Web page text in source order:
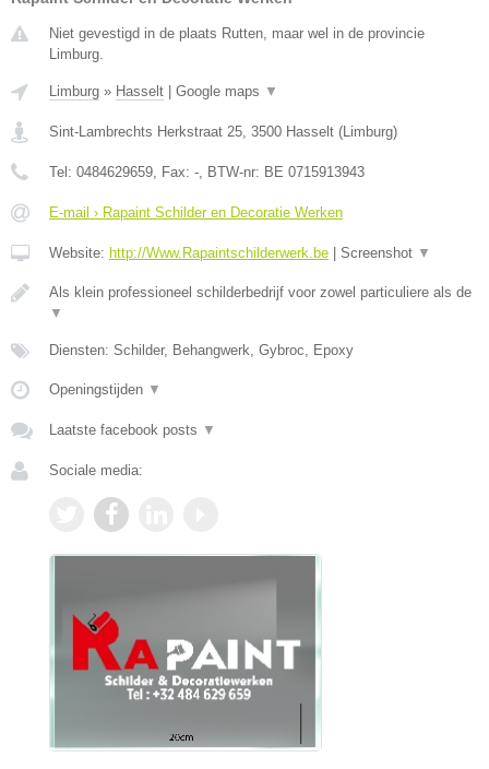
Niet gevestigd in de plaats Rutten, maar wel in de provincie
Limburg.
Limburg » Hasselt Google maps ▼
Sint-Lambrechts Herkstraat 25, 3500 Hasselt (Limburg)
Tel: 0484629659, Fax: -, BTW-nr: BE 0715913943
E-mail › Rapaint Schilder en Decoratie Werken
Website: http://Www.Rapaintschilderwerk.be Screenshot ▼
Als klein professioneel schilderbedrijf voor zowel particuliere als de
▼
Diensten: Schilder, Behangwerk, Gybroc, Epoxy
Openingstijden ▼
Laatste facebook posts ▼
Sociale media: